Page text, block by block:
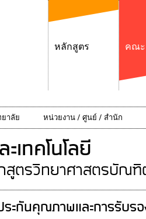
หลักสูตร คณะ
าลัย หน่วยงาน / ศูนย์ / สำนัก
เทคโนโลยี
ตรวิทยาศาสตรบัณฑิต
ระกันคุณภาพและการรับร